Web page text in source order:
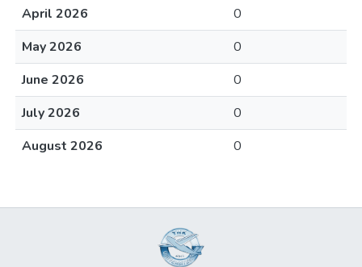
April 2026
0
May 2026
0
June 2026
0
July 2026
0
August 2026
0